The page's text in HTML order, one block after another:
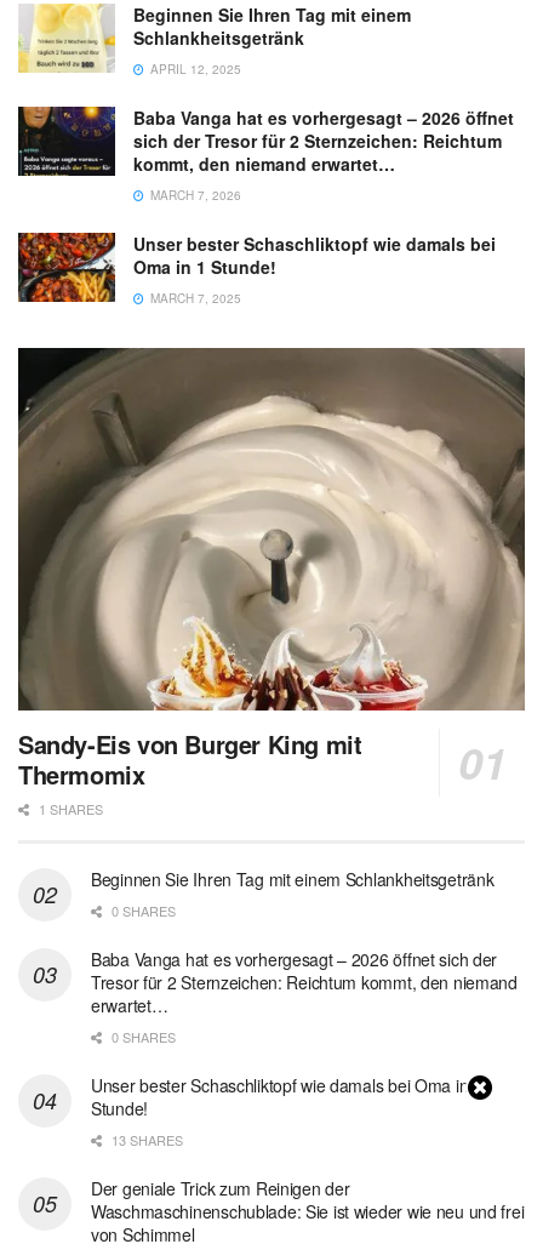
Beginnen Sie Ihren Tag mit einem
Schlankheitsgetränk
APRIL 12, 2025
Baba Vanga hat es vorhergesagt – 2026 öffnet
sich der Tresor für 2 Sternzeichen: Reichtum
kommt, den niemand erwartet…
MARCH 7, 2026
Unser bester Schaschliktopf wie damals bei
Oma in 1 Stunde!
MARCH 7, 2025
Sandy-Eis von Burger King mit
Thermomix
1 SHARES
Beginnen Sie Ihren Tag mit einem Schlankheitsgetränk
0 SHARES
Baba Vanga hat es vorhergesagt – 2026 öffnet sich der
Tresor für 2 Sternzeichen: Reichtum kommt, den niemand
erwartet…
0 SHARES
Unser bester Schaschliktopf wie damals bei Oma in 1
Stunde!
13 SHARES
Der geniale Trick zum Reinigen der
Waschmaschinenschublade: Sie ist wieder wie neu und frei
von Schimmel